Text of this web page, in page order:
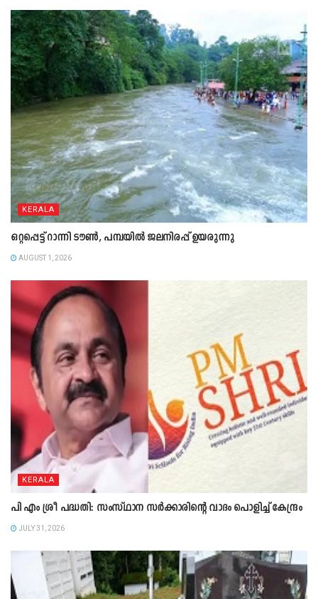
KERALA
ഒറ്റപ്പെട്ട് റാന്നി ടൗൺ, പമ്പയിൽ ജലനിരപ്പ് ഉയരുന്നു
AUGUST 1, 2026
KERALA
പി എം ശ്രീ പദ്ധതി: സംസ്ഥാന സർക്കാരിന്റെ വാദം പൊളിച്ച് കേന്ദ്രം
JULY 31, 2026